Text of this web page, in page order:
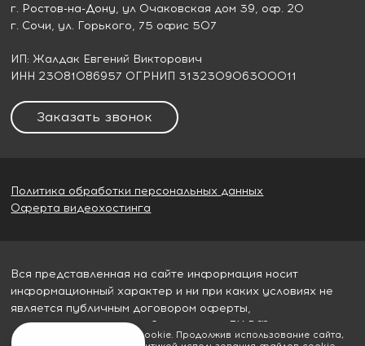
г. Ростов-на-Дону, ул Очаковская дом 39, оф. 20
г. Сочи, ул. Горького, 75 офис 507
ИП: Жалдак Евгений Викторович
ИНН 23081086957 ОГРНИП 313230906300011
Заказать звонок
Политика обработки персональных данных
Оферта видеохостинга
Вся представленная на сайте информация носит
информационный характер и ни при каких условиях не
является публичным договором оферты,
определяемым пунктом 2 статьи 437 ГК РФ
Мы используем файлы cookie. Продолжив использование сайта,